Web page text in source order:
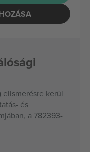
elismerésre kerül
és
a 782393-